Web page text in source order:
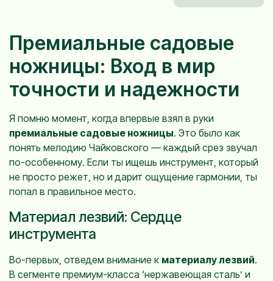
Премиальные садовые
ножницы: Вход в мир
точности и надежности
Я помню момент, когда впервые взял в руки
премиальные садовые ножницы. Это было как
понять мелодию Чайковского — каждый срез звучал
по-особенному. Если ты ищешь инструмент, который
не просто режет, но и дарит ощущение гармонии, ты
попал в правильное место.
Материал лезвий: Сердце
инструмента
Во-первых, отведем внимание к материалу лезвий.
В сегменте премиум-класса ‘нержавеющая сталь’ и